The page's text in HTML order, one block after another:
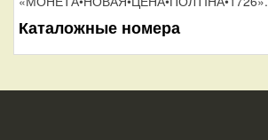
Каталожные номера